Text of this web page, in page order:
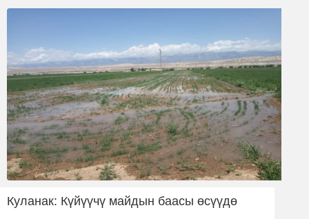
Куланак: Күйүүчү майдын баасы өсүүдө